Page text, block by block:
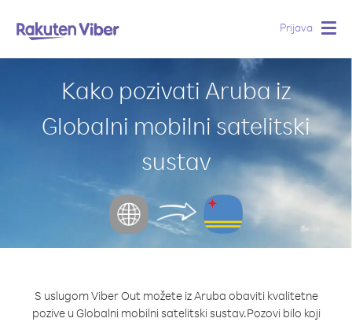
Prijava
Kako pozivati Aruba iz
Globalni mobilni satelitski
sustav
S uslugom Viber Out možete iz Aruba obaviti kvalitetne
pozive u Globalni mobilni satelitski sustav.Pozovi bilo koji